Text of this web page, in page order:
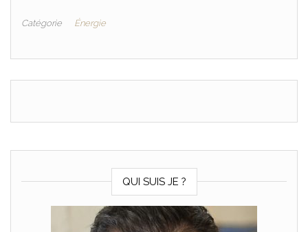
industrie
durable
énergétique
Catégorie Énergie
QUI SUIS JE ?